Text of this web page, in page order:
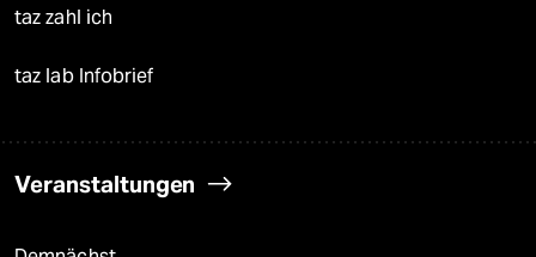
taz zahl ich
taz lab Infobrief
Veranstaltungen